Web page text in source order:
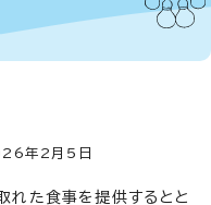
年2月5日
れた食事を提供するとと